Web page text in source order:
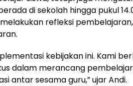
di sekolah hingga pukul
refleksi
kebijakan ini. Kami
dalam merancang
antar sesama guru,” ujar Andi.